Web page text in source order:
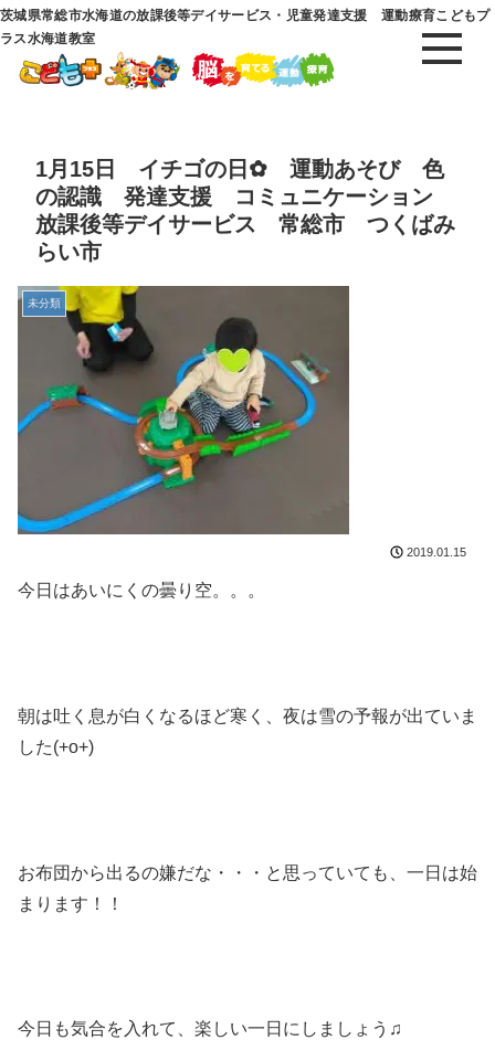
茨城県常総市水海道の放課後等デイサービス・児童発達支援 運動療育こどもプ
ラス水海道教室
1月15日 イチゴの日✿ 運動あそび 色
の認識 発達支援 コミュニケーション
放課後等デイサービス 常総市 つくばみ
らい市
未分類
2019.01.15
今日はあいにくの曇り空。。。
朝は吐く息が白くなるほど寒く、夜は雪の予報が出ていま
した(+o+)
お布団から出るの嫌だな・・・と思っていても、一日は始
まります！！
今日も気合を入れて、楽しい一日にしましょう♫